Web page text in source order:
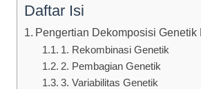
Daftar Isi
Pengertian Dekomposisi Genetik
1. Rekombinasi Genetik
2. Pembagian Genetik
3. Variabilitas Genetik